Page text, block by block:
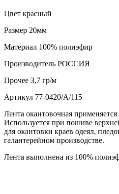
Цвет красный
Размер 20мм
Материал 100% полиэфир
Производитель РОССИЯ
Прочее 3,7 гр/м
Артикул 77-0420/А/115
Лента окантовочная
Используется при пошиве
для окантовки краев одеял,
галантерейном производстве.
Лента выполнена из 100%